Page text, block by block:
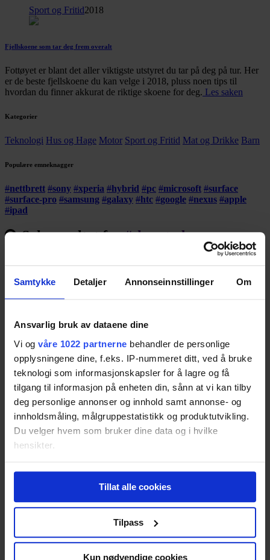
Samtykke Detaljer Annonseinnstillinger Om
Ansvarlig bruk av dataene dine
Vi og våre 1022 partnerne behandler de personlige
opplysningene dine, f.eks. IP-nummeret ditt, ved å bruke
teknologi som informasjonskapsler for å lagre og få
tilgang til informasjon på enheten din, sånn at vi kan tilby
deg personlige annonser og innhold samt annonse- og
innholdsmåling, målgruppestatistikk og produktutvikling.
Du velger hvem som bruker dine data og i hvilke
hensikter.
Hvis du gir oss lov, vil vi også gjerne:
Innhente informasjon om den geografiske
beliggenheten din, som kan være nøyaktig innenfor
Identifisere enheten din ved å aktivt skanne den
Tillat alle cookies
Tilpass
Kun nødvendige cookies
Sport og Fritid2018
Fjellskoene som tar deg frem overalt
Fottøyet er blant det aller viktigste utstyret du tar på deg på tur. Her
er de beste fjellskoene du kan velge i 2018, pluss noen tips til
hvordan du finner akkurat de riktige skoene for deg. Les saken
Kategorier
Teknologi Hus og Hage Motor Sport og Fritid Mat og Drikke Barn
Populære emneknagger
#nettbrett #sony #xperia #hybrid #pc #microsoft #surface
#surface-pro #samsung #galaxy #htc #google #nexus #apple
#ipad
Søkeresultat for#skogstad
Store sprik i pris og kvalitet blant
vinterdresser for barn
Få oversikt over hvilke vinterdresser som er best på tvers av
forbrukertestene.
Les saken
vinterdress
#skogstad #stormberg #polarnopyret #isbjörnofsweden
hummel #nordbjørn
Vinterdressene som holder kulda ute
Vinterdresser for barn finnes i mange varianter, og det er store